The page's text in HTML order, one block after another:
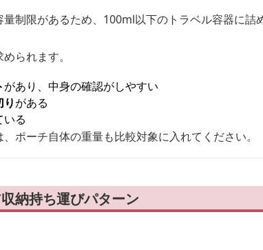
制限があるため、100ml以下のトラベル容器に詰
られます。
があり、中身の確認がしやすい
がある
いる
ポーチ自体の重量も比較対象に入れてください。
納持ち運びパターン